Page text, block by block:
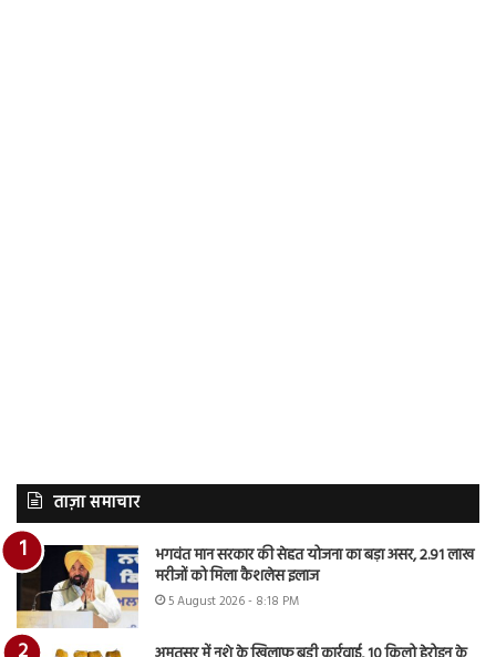
ताज़ा समाचार
भगवंत मान सरकार की सेहत योजना का बड़ा असर, 2.91 लाख
मरीजों को मिला कैशलेस इलाज
5 August 2026 - 8:18 PM